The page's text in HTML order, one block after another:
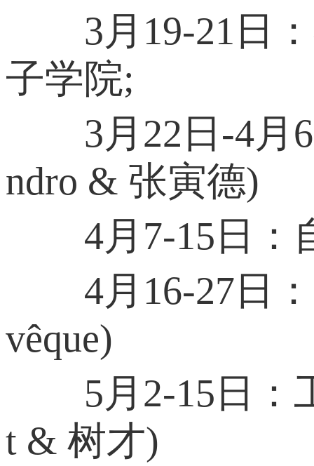
3月19-21日：
子学院;
3月22日-4月6
ndro & 张寅德)
4月7-15日：
4月16-27日：
vêque)
5月2-15日：工
t & 树才)